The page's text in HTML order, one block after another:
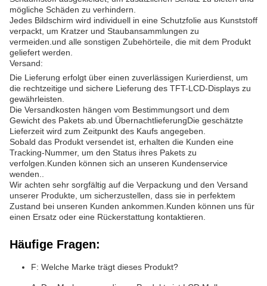
mögliche Schäden zu verhindern.
Jedes Bildschirm wird individuell in eine Schutzfolie aus Kunststoff
verpackt, um Kratzer und Staubansammlungen zu
vermeiden.und alle sonstigen Zubehörteile, die mit dem Produkt
geliefert werden.
Versand:
Die Lieferung erfolgt über einen zuverlässigen Kurierdienst, um
die rechtzeitige und sichere Lieferung des TFT-LCD-Displays zu
gewährleisten.
Die Versandkosten hängen vom Bestimmungsort und dem
Gewicht des Pakets ab.und ÜbernachtlieferungDie geschätzte
Lieferzeit wird zum Zeitpunkt des Kaufs angegeben.
Sobald das Produkt versendet ist, erhalten die Kunden eine
Tracking-Nummer, um den Status ihres Pakets zu
verfolgen.Kunden können sich an unseren Kundenservice
wenden..
Wir achten sehr sorgfältig auf die Verpackung und den Versand
unserer Produkte, um sicherzustellen, dass sie in perfektem
Zustand bei unseren Kunden ankommen.Kunden können uns für
einen Ersatz oder eine Rückerstattung kontaktieren.
Häufige Fragen:
F: Welche Marke trägt dieses Produkt?